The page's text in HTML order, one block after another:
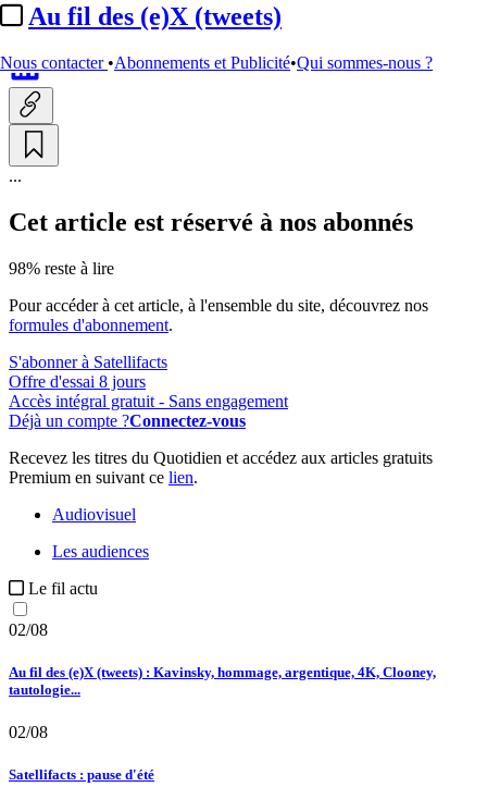
Au fil des (e)X (tweets)
Nous contacter •Abonnements et Publicité•Qui sommes-nous ?
ParDamien Choppin
...
Cet article est réservé à nos abonnés
98% reste à lire
Pour accéder à cet article, à l'ensemble du site, découvrez nos
formules d'abonnement.
S'abonner à Satellifacts
Offre d'essai 8 jours
Accès intégral gratuit - Sans engagement
Déjà un compte ?Connectez-vous
Recevez les titres du Quotidien et accédez aux articles gratuits
Premium en suivant ce lien.
Audiovisuel
Les audiences
Le fil actu
02/08
Au fil des (e)X (tweets) : Kavinsky, hommage, argentique, 4K, Clooney,
tautologie...
02/08
Satellifacts : pause d'été